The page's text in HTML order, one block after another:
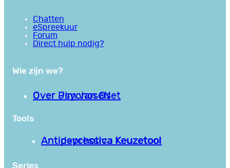
Chatten
eSpreekuur
Forum
Direct hulp nodig?
Wie zijn we?
Over PsychoseNet
Over Jim van Os
Tools
Antipsychotica Keuzetool
Antidepressiva Keuzetool
Series